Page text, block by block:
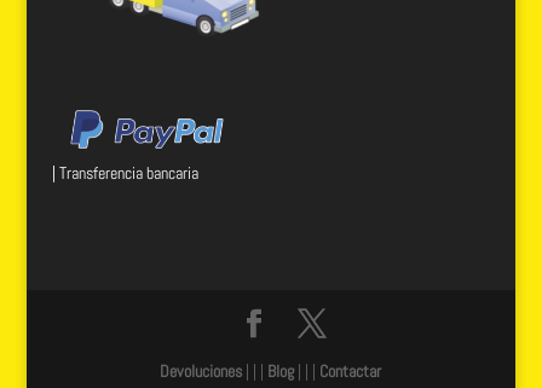
| Transferencia bancaria
Devoluciones | | | Blog | | | Contactar